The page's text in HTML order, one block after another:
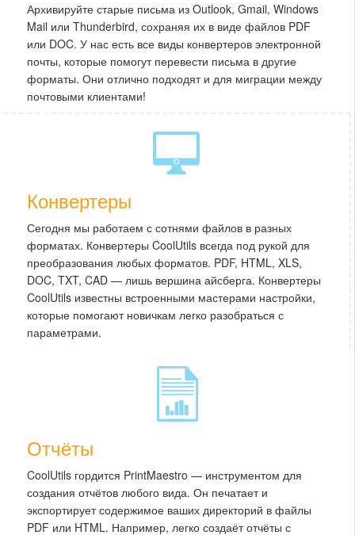
Архивируйте старые письма из Outlook, Gmail, Windows
Mail или Thunderbird, сохраняя их в виде файлов PDF
или DOC. У нас есть все виды конвертеров электронной
почты, которые помогут перевести письма в другие
форматы. Они отлично подходят и для миграции между
почтовыми клиентами!
Конвертеры
Сегодня мы работаем с сотнями файлов в разных
форматах. Конвертеры CoolUtils всегда под рукой для
преобразования любых форматов. PDF, HTML, XLS,
DOC, TXT, CAD — лишь вершина айсберга. Конвертеры
CoolUtils известны встроенными мастерами настройки,
которые помогают новичкам легко разобраться с
параметрами.
Отчёты
CoolUtils гордится PrintMaestro — инструментом для
создания отчётов любого вида. Он печатает и
экспортирует содержимое ваших директорий в файлы
PDF или HTML. Например, легко создаёт отчёты с